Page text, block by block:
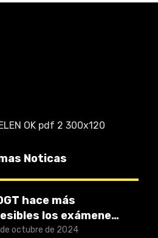
Noticas
hace más
los exámenes
octubre de 2024